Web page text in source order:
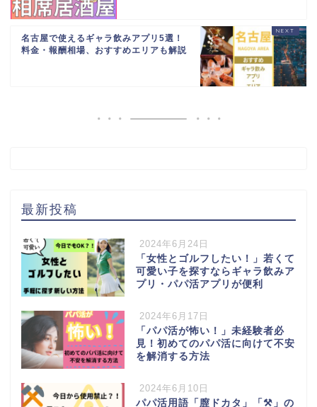
名古屋で使えるギャラ飲みアプリ5選！
料金・報酬相場、おすすめエリアも解説
最新投稿
2024年6月24日
「女性とゴルフしたい！」若くて
可愛い子を探すならギャラ飲みア
プリ・パパ活アプリが便利
2024年6月17日
「パパ活が怖い！」未経験者必
見！初めてのパパ活に向けて不安
を解消する方法
2024年6月10日
パパ活用語「膣ドカタ」「⚒️」の